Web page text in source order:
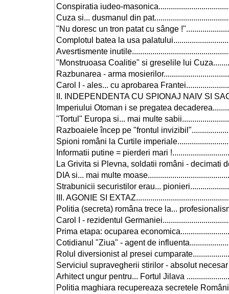
Conspiratia iudeo-
Cuza si... dusmanul din
"Nu doresc un tron patat cu sânge
Complotul batea la usa
Avesrtismente
"Monstruoasa Coalitie" si greselile lui
Razbunarea - arma
Carol I - ales... cu aprobarea
II. INDEPENDENTA CU SPIONAJ NAIV SI
Imperiului Otoman i se pregatea
"Tortul" Europa si... mai multe
Razboaiele încep pe "frontul
Spioni români la Curtile
Informatii putine = pierderi mari
La Grivita si Plevna, soldatii români - decimati
DIA si... mai multe
Strabunicii securistilor erau...
III. AGONIE SI
Politia (secreta) româna trece la...
Carol I - rezidentul
Prima etapa: ocuparea
Cotidianul "Ziua" - agent de
Rolul diversionist al presei
Serviciul supravegherii stirilor - absolut necesar
Arhitect ungur pentru... Fortul Jilava
Politia maghiara recupereaza secretele